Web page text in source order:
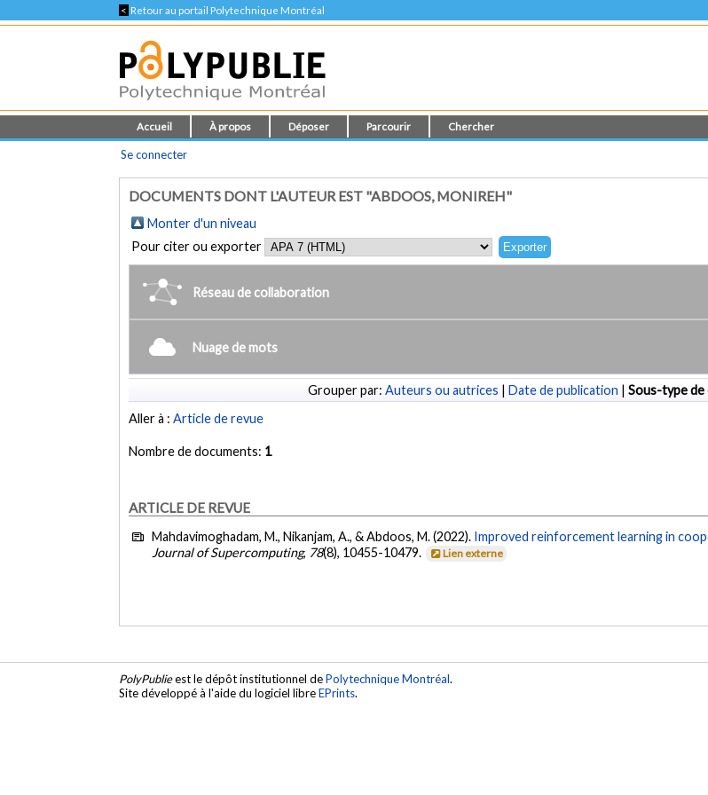
< Retour au portail Polytechnique Montréal
Accueil À propos Déposer Parcourir Chercher
Se connecter
DOCUMENTS DONT L'AUTEUR EST "ABDOOS, MONIREH"
Monter d'un niveau
Pour citer ou exporter
Réseau de collaboration
Nuage de mots
Grouper par: Auteurs ou autrices | Date de publication | Sous-type
Aller à :Article de revue
Nombre de documents: 1
ARTICLE DE REVUE
Mahdavimoghadam, M., Nikanjam, A., & Abdoos, M. (2022). Improved reinforcement learning in
Journal of Supercomputing, 78(8), 10455-10479. Lien externe
PolyPublieest le dépôt institutionnel dePolytechnique Montréal.
Site développé à l'aide du logiciel libreEPrints.